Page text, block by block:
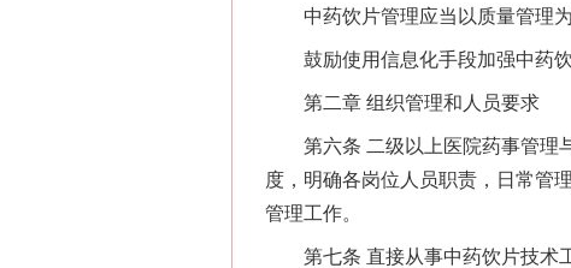
中药饮片管理应当以质量管理为
鼓励使用信息化手段加强中药饮
第二章 组织管理和人员要求
第六条 二级以上医院药事管理与
度，明确各岗位人员职责，日常管
管理工作。
第七条 直接从事中药饮片技术工